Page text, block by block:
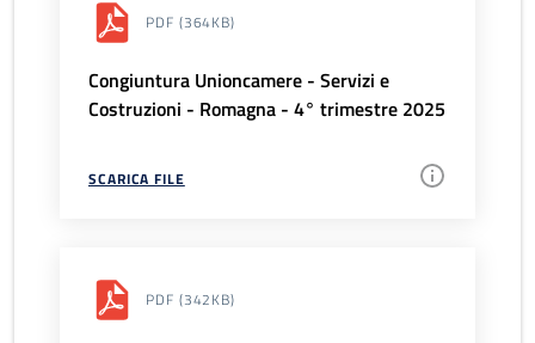
PDF (364KB)
Congiuntura Unioncamere - Servizi e
Costruzioni - Romagna - 4° trimestre 2025
SCARICA FILE
PDF (342KB)